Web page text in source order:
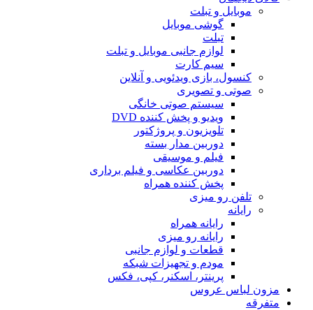
موبایل و تبلت
گوشی موبایل
تبلت
لوازم جانبی موبایل و تبلت
سیم کارت
کنسول، بازی‌ ویدئویی و آنلاین
صوتی و تصویری
سیستم صوتی خانگی
ویدیو و پخش کننده DVD
تلویزیون و پروژکتور
دوربین مدار بسته
فیلم و موسیقی
دوربین عکاسی و فیلم برداری
پخش کننده همراه
تلفن رو میزی
رایانه
رایانه همراه
رایانه رو میزی
قطعات و لوازم جانبی
مودم و تجهیزات شبکه
پرینتر، اسکنر، کپی، فکس
مزون لباس عروس
متفرقه